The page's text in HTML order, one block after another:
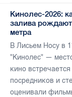
Кинолес-2026:
залива
метра
В Лисьем Носу в
"Кинолес" —
кино
посредников и
оценивали